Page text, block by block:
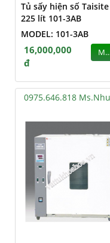
Tủ sấy hiện số Taisite
225 lít 101-3AB
MODEL: 101-3AB
16,000,000
đ
0975.646.818